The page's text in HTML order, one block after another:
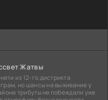
Жатвы
из 12-го дистрикта
но шансы на выживание у
трибуты не побеждали уже